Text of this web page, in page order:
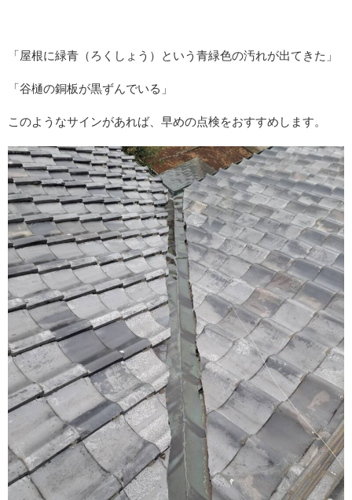
「屋根に緑青（ろくしょう）という青緑色の汚れが出てきた」
「谷樋の銅板が黒ずんでいる」
このようなサインがあれば、早めの点検をおすすめします。